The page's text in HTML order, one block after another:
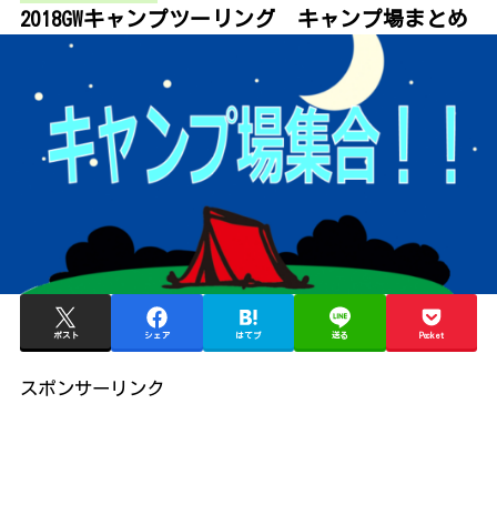
2018GWキャンプツーリング キャンプ場まとめ
ポスト シェア はてブ 送る Pocket
スポンサーリンク